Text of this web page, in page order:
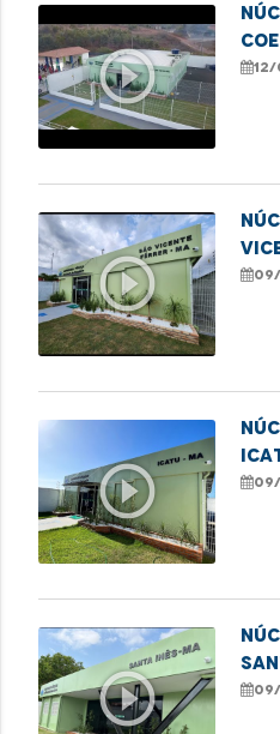
play_circle_outline 12/
play_circle_outline
play_circle_outline
play_circle_outline